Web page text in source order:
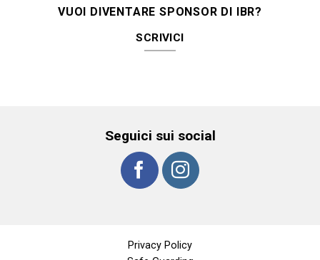
VUOI DIVENTARE SPONSOR DI IBR?
SCRIVICI
Seguici sui social
Privacy Policy